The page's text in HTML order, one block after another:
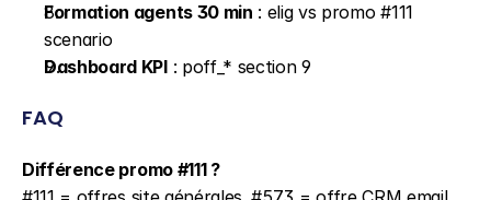
Formation agents 30 min : elig vs promo #111
scenario
Dashboard KPI : poff_* section 9
FAQ
Différence promo #111 ?